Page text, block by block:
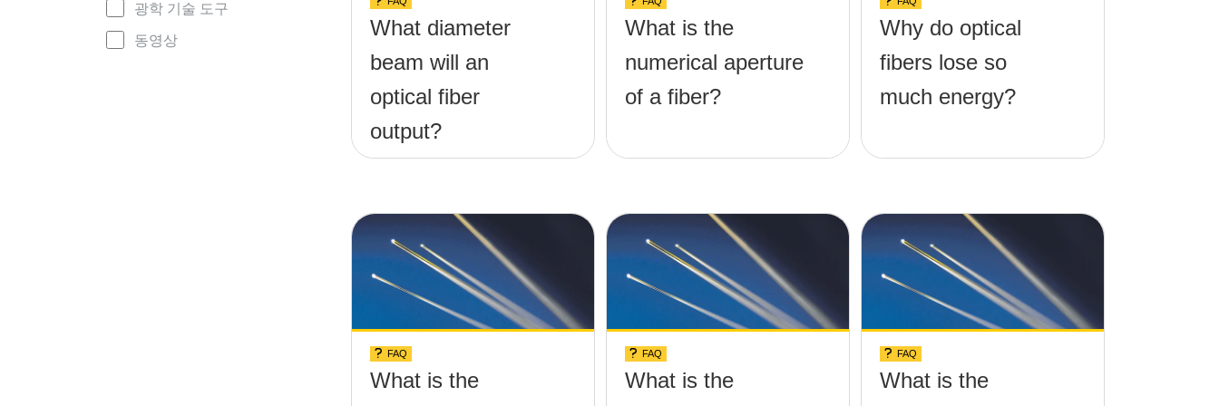
광학 기술 도구
동영상
What diameter
beam will an
optical fiber
output?
What is the
numerical aperture
of a fiber?
Why do optical
fibers lose so
much energy?
FAQ
What is the
FAQ
What is the
FAQ
What is the